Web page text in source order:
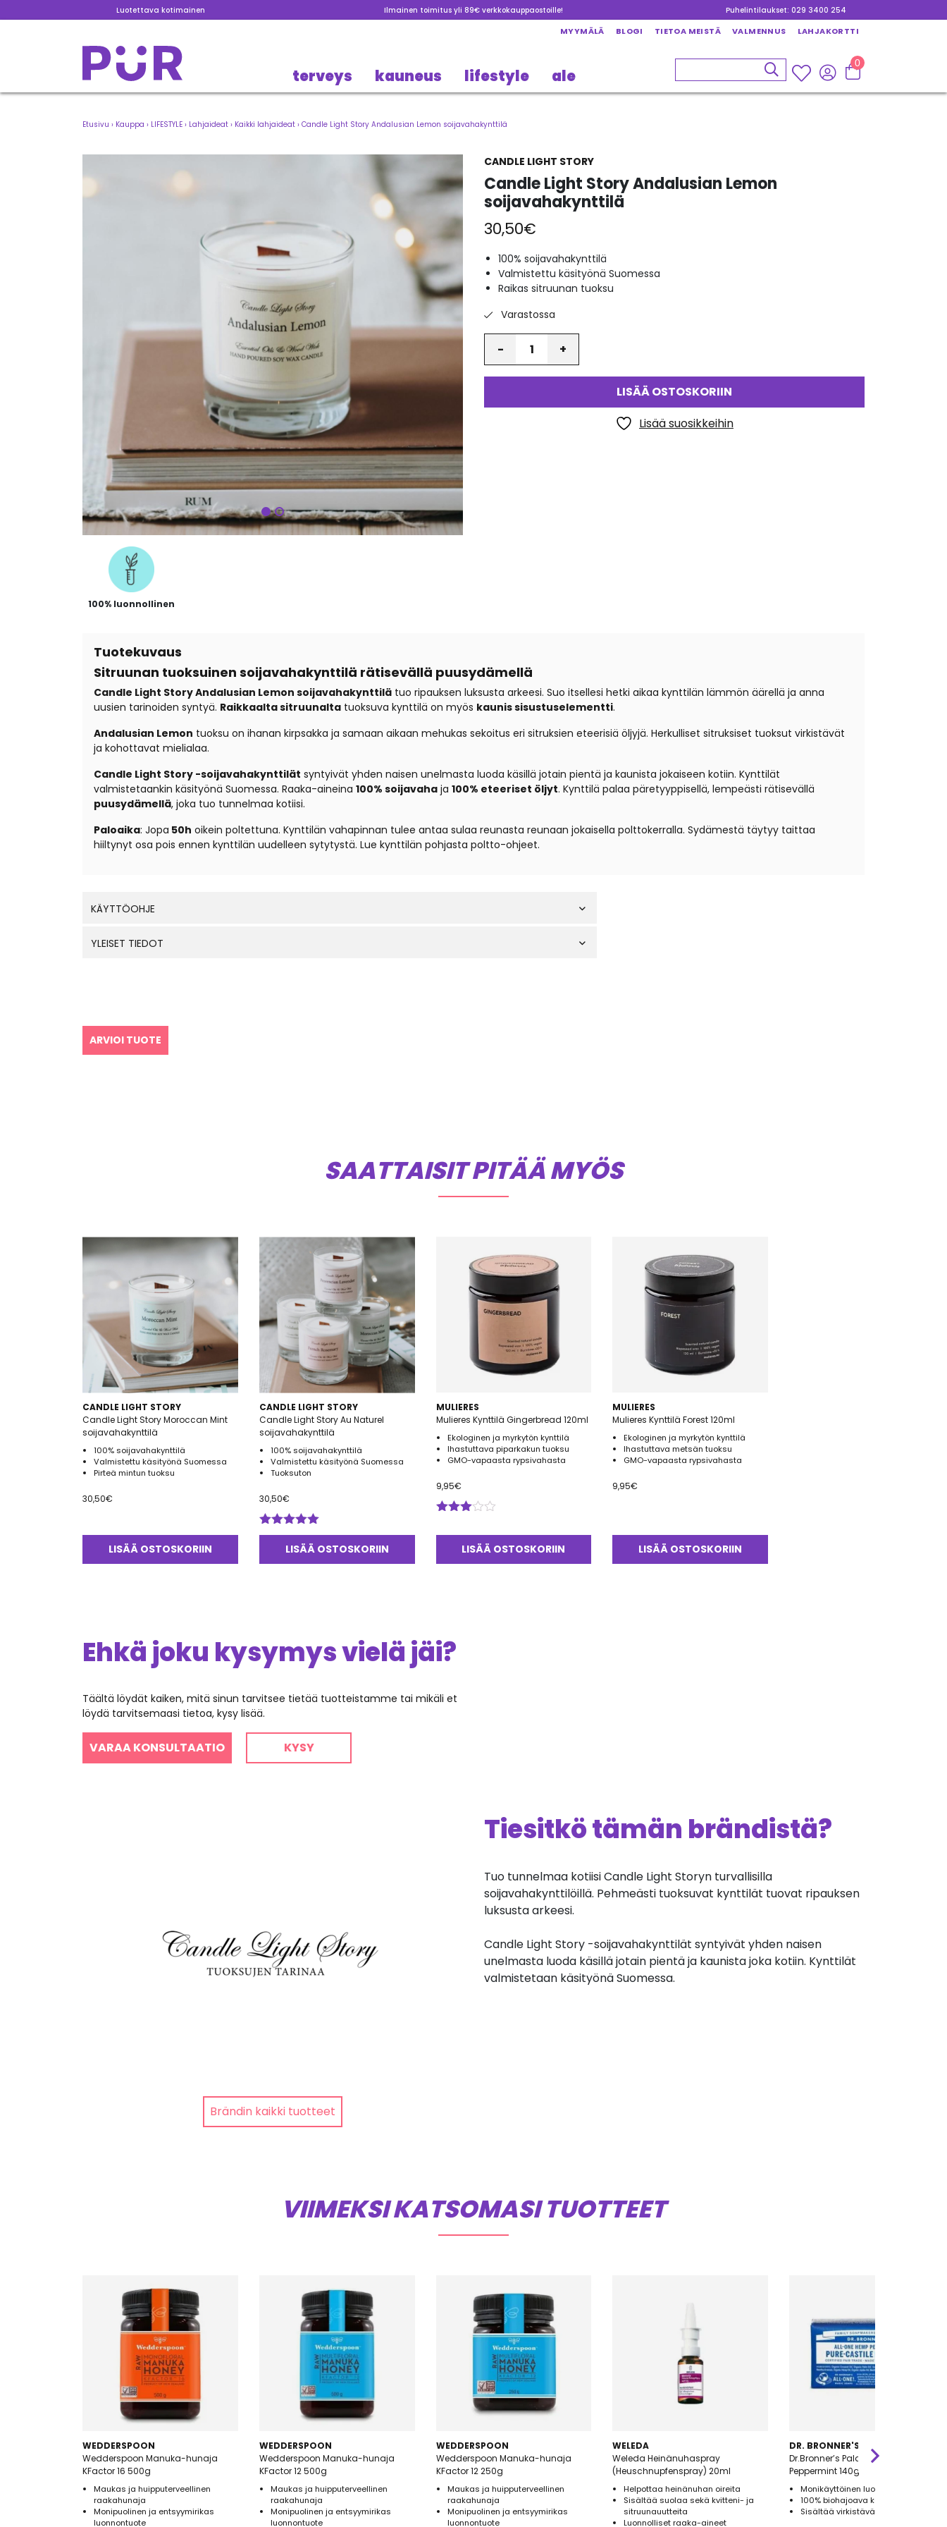
Luotettava kotimainen Ilmainen toimitus yli 89€ verkkokauppaostoille! Puhelintilaukset: 029 3400 254
MYYMÄLÄ BLOGI TIETOA MEISTÄ VALMENNUS LAHJAKORTTI
terveys kauneus lifestyle ale
0
Etusivu › Kauppa › LIFESTYLE › Lahjaideat › Kaikki lahjaideat › Candle Light Story Andalusian Lemon soijavahakynttilä
Seuraava
CANDLE LIGHT STORY
Candle Light Story Andalusian Lemon
soijavahakynttilä
30,50€
100% soijavahakynttilä
Valmistettu käsityönä Suomessa
Raikas sitruunan tuoksu
Varastossa
LISÄÄ OSTOSKORIIN
Lisää suosikkeihin
100% luonnollinen
Tuotekuvaus
Sitruunan tuoksuinen soijavahakynttilä rätisevällä puusydämellä
Candle Light Story Andalusian Lemon soijavahakynttilä tuo ripauksen luksusta arkeesi. Suo itsellesi hetki aikaa kynttilän lämmön äärellä ja anna
uusien tarinoiden syntyä. Raikkaalta sitruunalta tuoksuva kynttilä on myös kaunis sisustuselementti.
Andalusian Lemon tuoksu on ihanan kirpsakka ja samaan aikaan mehukas sekoitus eri sitruksien eteerisiä öljyjä. Herkulliset sitruksiset tuoksut virkistävät
ja kohottavat mielialaa.
Candle Light Story -soijavahakynttilät syntyivät yhden naisen unelmasta luoda käsillä jotain pientä ja kaunista jokaiseen kotiin. Kynttilät
valmistetaankin käsityönä Suomessa. Raaka-aineina 100% soijavaha ja 100% eteeriset öljyt. Kynttilä palaa päretyyppisellä, lempeästi rätisevällä
puusydämellä, joka tuo tunnelmaa kotiisi.
Paloaika: Jopa 50h oikein poltettuna. Kynttilän vahapinnan tulee antaa sulaa reunasta reunaan jokaisella polttokerralla. Sydämestä täytyy taittaa
hiiltynyt osa pois ennen kynttilän uudelleen sytytystä. Lue kynttilän pohjasta poltto-ohjeet.
KÄYTTÖOHJE
YLEISET TIEDOT
ARVIOI TUOTE
SAATTAISIT PITÄÄ MYÖS
CANDLE LIGHT STORY
Candle Light Story Moroccan Mint
soijavahakynttilä
100% soijavahakynttilä
Valmistettu käsityönä Suomessa
Pirteä mintun tuoksu
30,50€
LISÄÄ OSTOSKORIIN
CANDLE LIGHT STORY
Candle Light Story Au Naturel
soijavahakynttilä
100% soijavahakynttilä
Valmistettu käsityönä Suomessa
Tuoksuton
30,50€
Arvostelu
tuotteesta:
LISÄÄ OSTOSKORIIN
MULIERES
Mulieres Kynttilä Gingerbread 120ml
Ekologinen ja myrkytön kynttilä
Ihastuttava piparkakun tuoksu
GMO-vapaasta rypsivahasta
9,95€
tuotteesta:
/LISÄÄ OSTOSKORIIN
MULIERES
Mulieres Kynttilä Forest 120ml
Ekologinen ja myrkytön kynttilä
Ihastuttava metsän tuoksu
GMO-vapaasta rypsivahasta
9,95€
LISÄÄ OSTOSKORIIN
Ehkä joku kysymys vielä jäi?
Täältä löydät kaiken, mitä sinun tarvitsee tietää tuotteistamme tai mikäli et
löydä tarvitsemaasi tietoa, kysy lisää.
VARAA KONSULTAATIO KYSY
Brändin kaikki tuotteet
Tiesitkö tämän brändistä?
Tuo tunnelmaa kotiisi Candle Light Storyn turvallisilla
soijavahakynttilöillä. Pehmeästi tuoksuvat kynttilät tuovat ripauksen
luksusta arkeesi.
Candle Light Story -soijavahakynttilät syntyivät yhden naisen
unelmasta luoda käsillä jotain pientä ja kaunista joka kotiin. Kynttilät
valmistetaan käsityönä Suomessa.
VIIMEKSI KATSOMASI TUOTTEET
WEDDERSPOON
Wedderspoon Manuka-hunaja
KFactor 16 500g
Maukas ja huipputerveellinen
raakahunaja
Monipuolinen ja entsyymirikas
luonnontuote
WEDDERSPOON
Wedderspoon Manuka-hunaja
KFactor 12 500g
Maukas ja huipputerveellinen
raakahunaja
Monipuolinen ja entsyymirikas
luonnontuote
WEDDERSPOON
Wedderspoon Manuka-hunaja
KFactor 12 250g
Maukas ja huipputerveellinen
raakahunaja
Monipuolinen ja entsyymirikas
luonnontuote
WELEDA
Weleda Heinänuhaspray
(Heuschnupfenspray) 20ml
Helpottaa heinänuhan oireita
Sisältää suolaa sekä kvitteni- ja
sitruunauutteita
Luonnolliset raaka-aineet
DR. BRONNER'S
Dr.Bronner’s Palasaippua
Peppermint 140g
Monikäyttöinen luomu palasaippua
100% biohajoava kääre
Sisältää virkistävää piparminttua